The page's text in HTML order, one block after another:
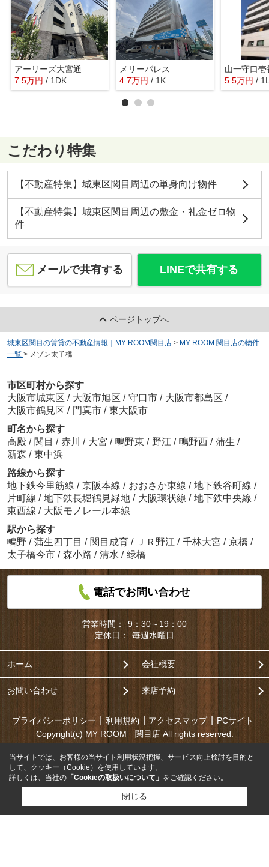
アーリーズ大宮通
7.5万円 / 1DK
メリーパレス
4.7万円 / 1K
山一守口壱
5.5万円 /
こだわり特集
【不動産特集】城東区関目周辺の単身向け物件
【不動産特集】城東区関目周辺の敷金・礼金ゼロ物
件
メールで共有する LINEで共有する
ページトップへ
城東区関目の賃貸の不動産情報｜MY ROOM関目店 > MY ROOM 関目店の物件
一覧 > メゾン太子橋
市区町村から探す
大阪市城東区 / 大阪市旭区 / 守口市 / 大阪市都島区 /
大阪市鶴見区 / 門真市 / 東大阪市
町名から探す
高殿 / 関目 / 赤川 / 大宮 / 鴫野東 / 野江 / 鴫野西 / 蒲生 /
新森 / 東中浜
路線から探す
地下鉄今里筋線 / 京阪本線 / おおさか東線 / 地下鉄谷町線 /
片町線 / 地下鉄長堀鶴見緑地 / 大阪環状線 / 地下鉄中央線 /
東西線 / 大阪モノレール本線
駅から探す
鴫野 / 蒲生四丁目 / 関目成育 / ＪＲ野江 / 千林大宮 / 京橋 /
太子橋今市 / 森小路 / 清水 / 緑橋
電話でお問い合わせ
営業時間：
9：30～19：00
定休日：
毎週水曜日
ホーム 会社概要
お問い合わせ 来店予約
プライバシーポリシー 利用規約 アクセスマップ
PCサイト
Copyright(c) MY ROOM 関目店 All rights reserved.
当サイトでは、お客様の当サイト利用状況把握、サービス向上検討を目的と
して、クッキー（Cookie）を使用しています。
詳しくは、当社の 「Cookieの取扱いについて」 をご確認ください。
閉じる